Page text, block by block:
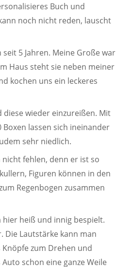
Buch und
noch nicht reden, lauscht
5 Jahren. Meine Große war
Haus steht sie neben meiner
kochen uns ein leckeres
diese wieder einzureißen. Mit
lassen sich ineinander
sehr niedlich.
fehlen, denn er ist so
Figuren können in den
Regenbogen zusammen
hier heiß und innig bespielt.
Die Lautstärke kann man
zum Drehen und
schon eine ganze Weile